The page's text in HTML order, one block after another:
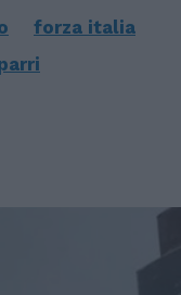
forza italia